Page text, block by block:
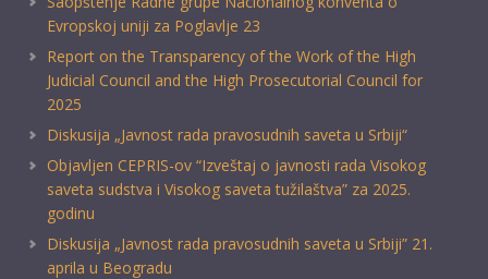
Evropskoj uniji za Poglavlje 23
Report on the Transparency of the Work of the High
Judicial Council and the High Prosecutorial Council for
2025
Diskusija „Javnost rada pravosudnih saveta u Srbiji“
Objavljen CEPRIS-ov “Izveštaj o javnosti rada Visokog
saveta sudstva i Visokog saveta tužilaštva” za 2025.
godinu
Diskusija „Javnost rada pravosudnih saveta u Srbiji” 21.
aprila u Beogradu